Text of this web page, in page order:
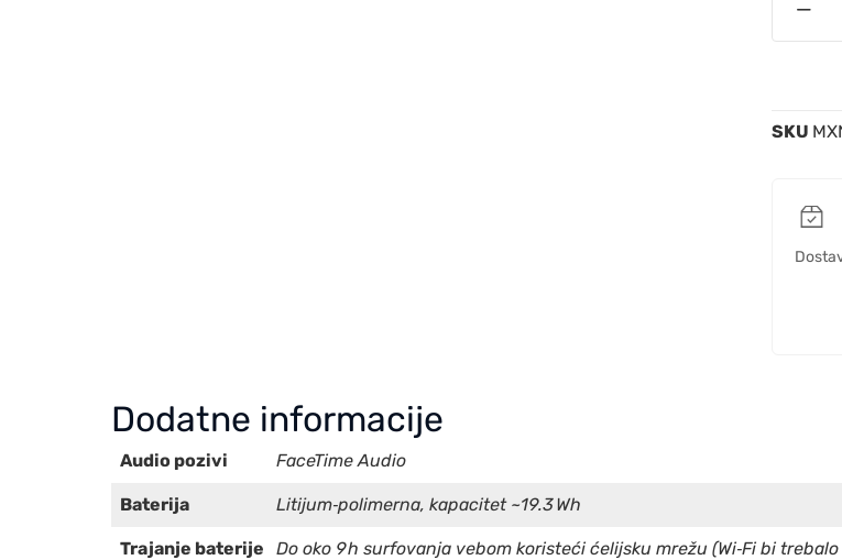
SKU
Dodatne informacije
Audio pozivi FaceTime Audio
Baterija Litijum‑polimerna, kapacitet ~19.3 Wh
Trajanje baterije Do oko 9 h surfovanja vebom koristeći ćelijsku mrežu (Wi‑Fi bi